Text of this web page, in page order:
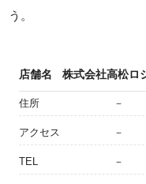
う。
店舗名 株式会社高松ロ
住所 －
アクセス －
TEL －